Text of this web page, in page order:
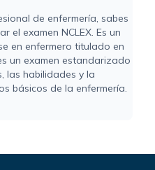
de enfermería, sabes
el examen NCLEX. Es un
en enfermero titulado en
un examen estandarizado
las habilidades y la
básicos de la enfermería.